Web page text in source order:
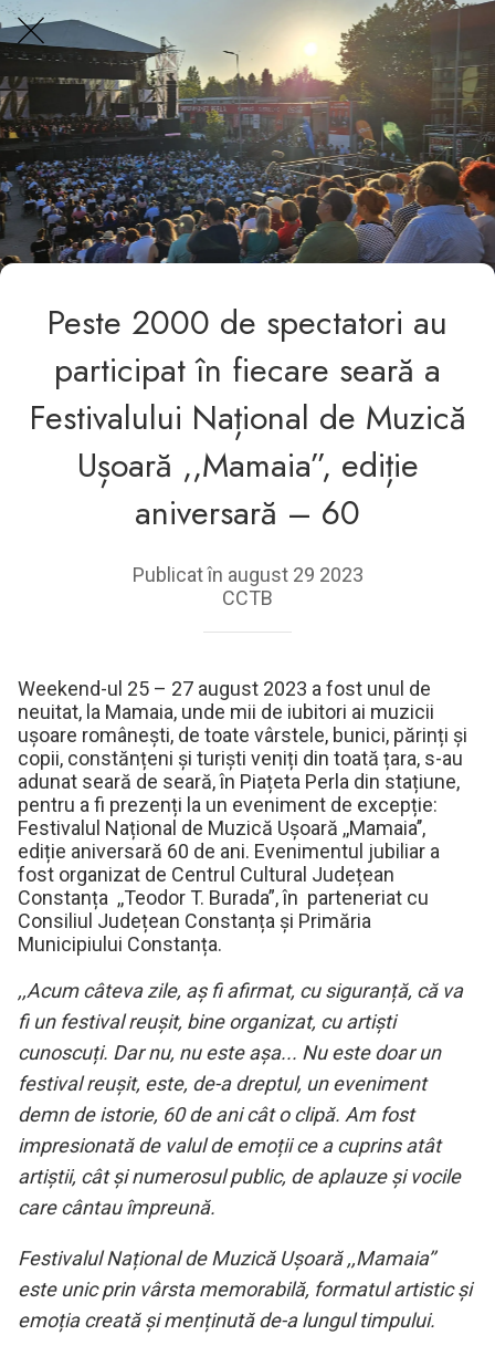
Peste 2000 de spectatori au
participat în fiecare seară a
Festivalului Național de Muzică
Ușoară ,,Mamaia”, ediție
aniversară – 60
Publicat în august 29 2023
CCTB
Weekend-ul 25 – 27 august 2023 a fost unul de
neuitat, la Mamaia, unde mii de iubitori ai muzicii
ușoare românești, de toate vârstele, bunici, părinți și
copii, constănțeni și turiști veniți din toată țara, s-au
adunat seară de seară, în Piațeta Perla din stațiune,
pentru a fi prezenți la un eveniment de excepție:
Festivalul Național de Muzică Ușoară ,,Mamaia’’,
ediție aniversară 60 de ani. Evenimentul jubiliar a
fost organizat de Centrul Cultural Județean
Constanța ,,Teodor T. Burada”, în parteneriat cu
Consiliul Județean Constanța și Primăria
Municipiului Constanța.
,,Acum câteva zile, aș fi afirmat, cu siguranță, că va
fi un festival reușit, bine organizat, cu artiști
cunoscuți. Dar nu, nu este așa... Nu este doar un
festival reușit, este, de-a dreptul, un eveniment
demn de istorie, 60 de ani cât o clipă. Am fost
impresionată de valul de emoții ce a cuprins atât
artiștii, cât și numerosul public, de aplauze și vocile
care cântau împreună.
Festivalul Național de Muzică Ușoară ,,Mamaia’’
este unic prin vârsta memorabilă, formatul artistic și
emoția creată și menținută de-a lungul timpului.
Centrul Burada 🇷🇴 🇬🇧 🇫🇷 🇺🇦
Asistentul Centrului Cultural Teodor T. Burada